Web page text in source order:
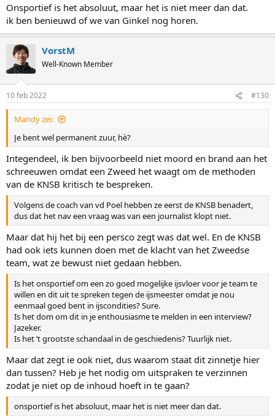
Je reactie is er een van het aanvallen van de boodschapper, het
verontwaardigd zijn dat er verontwaardiging is. Arrogant en
hautain, wat steeds meer is hoe de Nederlanders in deze discussie
overkomen.
Edit: En Van der Poel krijgt bijval he. De potsierlijke misvertalingen
van zijn woorden, zoals je die in de NOS-/Telegraafartikelen
tegenkomt, komen immers niet aan bij iedereen die gewoon de in
het Engels uitgesproken persco bekijkt.
https://nos.nl/peking2022/artikel/2...ing-uitleg-van-de-knsb-vond-
ik-niet-erg-sterk
Dit zegt Bert Boomsma:
"In Pyeongchang 2018 had Messer de beschikking over een installatie
waarmee hij het net zo koud als in Thialf kon draaien. Het is de vraag of
dat in Peking ook mogelijk is, of hij dezelfde apparatuur ter beschikking
heeft."
"Maar ik weet uit vrij betrouwbare bron dat er druk is uitgeoefend op
Messer om het ijs in Pyeongchang net zo hard als in Thialf te maken,
druk vanuit de Nederlanders."
Maar he, wat is die Van der Poel onsympathiek.
Onsportief is het absoluut, maar het is niet meer dan dat.
ik ben benieuwd of we van Ginkel nog horen.
VorstM
Well-Known Member
10 feb 2022 #130
Mandy zei:
Je bent wel permanent zuur, hè?
Integendeel, ik ben bijvoorbeeld niet moord en brand aan het
schreeuwen omdat een Zweed het waagt om de methoden
van de KNSB kritisch te bespreken.
Volgens de coach van vd Poel hebben ze eerst de KNSB benadert,
dus dat het nav een vraag was van een journalist klopt niet.
Maar dat hij het bij een persco zegt was dat wel. En de KNSB
had ook iets kunnen doen met de klacht van het Zweedse
team, wat ze bewust niet gedaan hebben.
Is het onsportief om een zo goed mogelijke ijsvloer voor je team te
willen en dit uit te spreken tegen de ijsmeester omdat je nou
eenmaal goed bent in ijscondities? Sure.
Is het dom om dit in je enthousiasme te melden in een interview?
Jazeker.
Is het ‘t grootste schandaal in de geschiedenis? Tuurlijk niet.
Maar dat zegt ie ook niet, dus waarom staat dit zinnetje hier
dan tussen? Heb je het nodig om uitspraken te verzinnen
zodat je niet op de inhoud hoeft in te gaan?
onsportief is het absoluut, maar het is niet meer dan dat.